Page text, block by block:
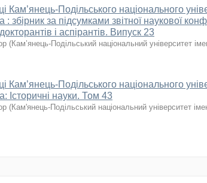
Кам’янець-Подільського національного
: збірник за підсумками звітної наукової
і аспірантів. Випуск 23
(Кам’янець-Подільський національний університет
Кам’янець-Подільського національного
Історичні науки. Том 43
(Кам'янець-Подільський національний університет